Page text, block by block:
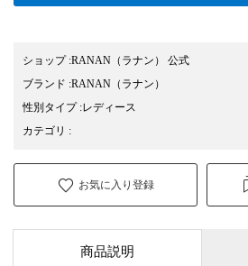
ショップ:RANAN（ラナン） 公式
ブランド :RANAN （ラナン）
性別タイプ:レディース
カテゴリ :
お気に入り登録
商品説明